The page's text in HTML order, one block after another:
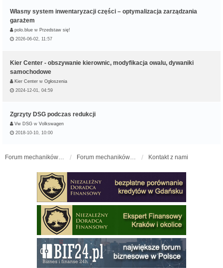
Własny system inwentaryzacji części – optymalizacja zarządzania
garażem
polo.blue w Przedstaw się!
2026-06-02, 11:57
Kier Center - obszywanie kierownic, modyfikacja owalu, dywaniki
samochodowe
Kier Center w Ogłoszenia
2024-12-01, 04:59
Zgrzyty DSG podczas redukcji
Vw DSG w Volkswagen
2018-10-10, 10:00
Forum mechaników samochodowych - forum-mechaniczne.pl Forum mechaników samochodowych Kontakt z nami